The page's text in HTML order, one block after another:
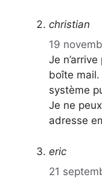
christian
19
Je
boîte mail.
système
Je ne
adresse
eric
21